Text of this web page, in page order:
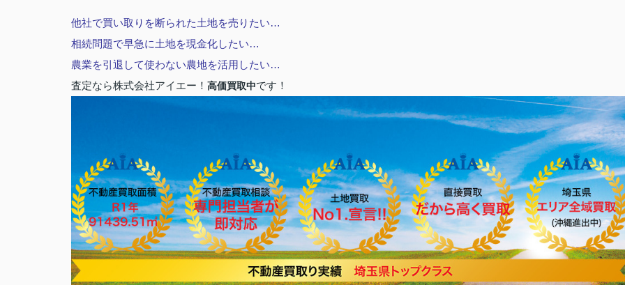
他社で買い取りを断られた土地を売りたい…
相続問題で早急に土地を現金化したい…
農業を引退して使わない農地を活用したい…
査定なら株式会社アイエー！ 高価買取中です！